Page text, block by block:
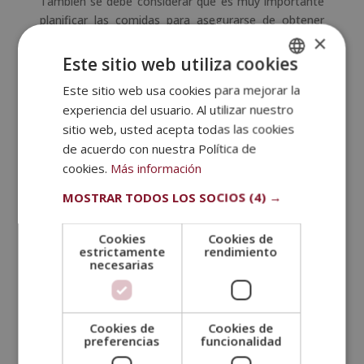
planificar las comidas para asegurarse de obtener
una variedad de nutrientes esenciales para el
crecimiento muscular. Aquí se puede incluir proteínas
saludables, vitaminas y minerales.
A continuación, detallamos de dónde se podría
obtener dichos nutrientes:
Proteínas vegetales
Para fuentes de proteínas vegetales se puede incluir
tofu, tempeh, seitán, edamame, nueces y semillas.
Cereales integrales
Los carbohidratos provenientes de cereales
integrales comoarroz integral, quinoa, cuscús
integral, avena, trigo sarraceno o pasta integral.
Éstos proporcionan energía para el entrenamiento y
SPANISH
PORTUGUESE
×
Este sitio web utiliza cookies
Este sitio web usa cookies para mejorar la
experiencia del usuario. Al utilizar nuestro
sitio web, usted acepta todas las cookies
de acuerdo con nuestra Política de
cookies. Más información
MOSTRAR TODOS LOS SOCIOS (4) →
Cookies
estrictamente
necesarias
Cookies de
rendimiento
Cookies de
preferencias
Cookies de
funcionalidad